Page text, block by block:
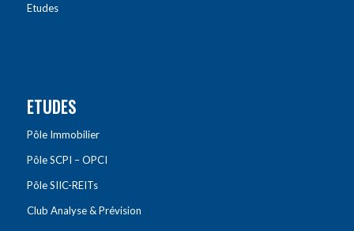
Etudes
ETUDES
Pôle Immobilier
Pôle SCPI – OPCI
Pôle SIIC-REITs
Club Analyse & Prévision